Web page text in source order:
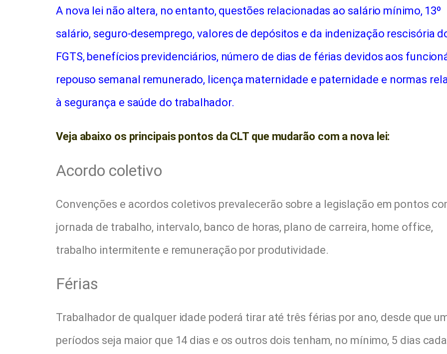
A nova lei não altera, no entanto, questões relacionadas ao salário mínimo, 13º
salário, seguro-desemprego, valores de depósitos e da indenização rescisória
FGTS, benefícios previdenciários, número de dias de férias devidos aos
repouso semanal remunerado, licença maternidade e paternidade e normas
à segurança e saúde do trabalhador.
Veja abaixo os principais pontos da CLT que mudarão com a nova lei:
Acordo coletivo
Convenções e acordos coletivos prevalecerão sobre a legislação em pontos
jornada de trabalho, intervalo, banco de horas, plano de carreira, home office,
trabalho intermitente e remuneração por produtividade.
Férias
Trabalhador de qualquer idade poderá tirar até três férias por ano, desde que
períodos seja maior que 14 dias e os outros dois tenham, no mínimo, 5 dias